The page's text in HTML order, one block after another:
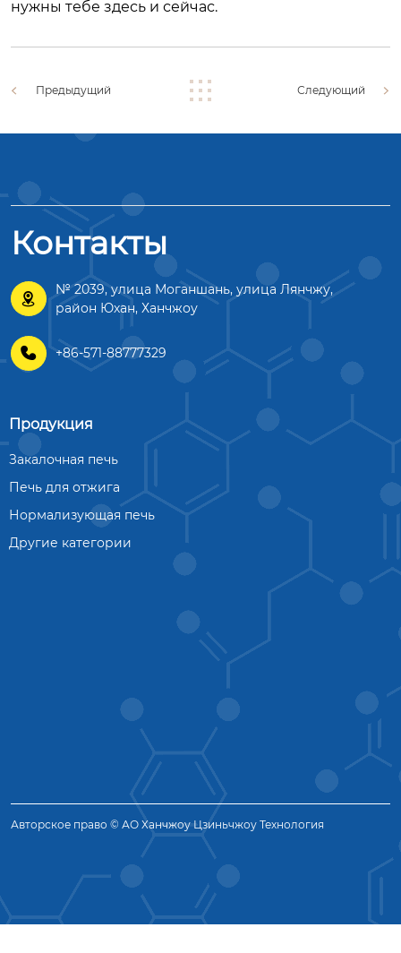
нужны тебе здесь и сейчас.
Предыдущий Следующий
Контакты

№ 2039, улица Моганшань, улица Лянчжу,
район Юхан, Ханчжоу
 +86-571-88777329
Продукция
Закалочная печь
Печь для отжига
Нормализующая печь
Другие категории
Авторское право © АО Ханчжоу Цзиньчжоу Технология